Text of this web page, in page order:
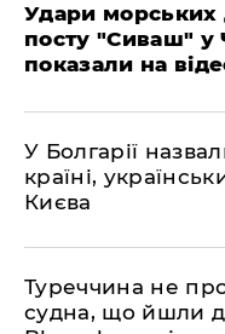
Удари
посту "Сиваш" у
показали на
У Болгарії
країні,
Києва
Туреччина не
судна, що йшли